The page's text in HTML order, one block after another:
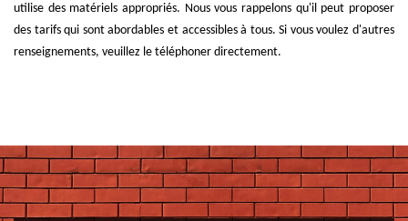
utilise des matériels appropriés. Nous vous rappelons qu'il peut proposer
des tarifs qui sont abordables et accessibles à tous. Si vous voulez d'autres
renseignements, veuillez le téléphoner directement.